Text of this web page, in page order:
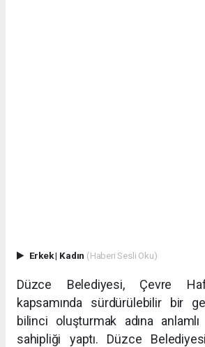
Erkek| Kadın (Haberi Sesli Oku)
Düzce Belediyesi, Çevre
kapsamında sürdürülebilir bir
bilinci oluşturmak adına
sahipliği yaptı. Düzce